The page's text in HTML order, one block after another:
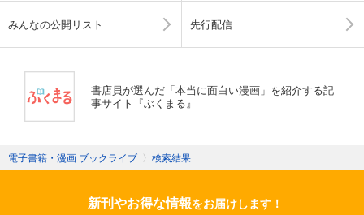
みんなの公開リスト 先行配信
書店員が選んだ「本当に面白い漫画」を紹介する記
事サイト『ぶくまる』
電子書籍・漫画 ブックライブ 〉 検索結果
新刊やお得な情報をお届けします！